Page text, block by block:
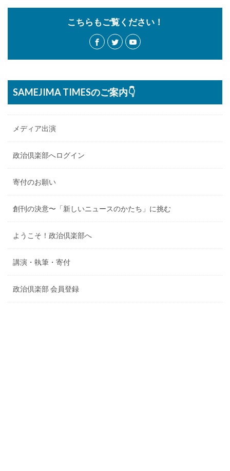
こちらもご覧ください！
SAMEJIMA TIMESのご案内👇
メディア出演
政治倶楽部へログイン
寄付のお願い
創刊の決意〜「新しいニュースのかたち」に挑む
ようこそ！政治倶楽部へ
講演・執筆・寄付
政治倶楽部 会員登録